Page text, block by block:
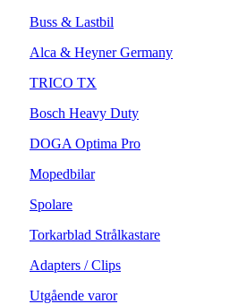
Buss & Lastbil
Alca & Heyner Germany
TRICO TX
Bosch Heavy Duty
DOGA Optima Pro
Mopedbilar
Spolare
Torkarblad Strålkastare
Adapters / Clips
Utgående varor